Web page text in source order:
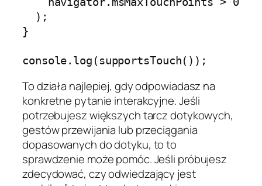
}
To działa najlepiej, gdy odpowiadasz na
konkretne pytanie interakcyjne. Jeśli
potrzebujesz większych tarcz dotykowych,
gestów przewijania lub przeciągania
dopasowanych do dotyku, to to
sprawdzenie może pomóc. Jeśli próbujesz
zdecydować, czy odwiedzający jest